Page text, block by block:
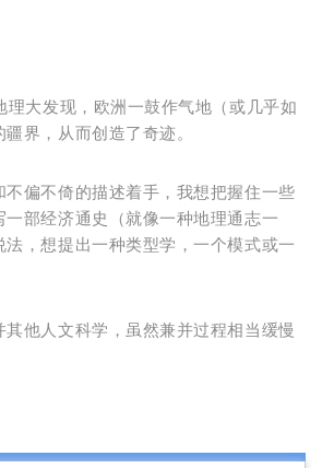
理大发现，欧洲一鼓作气地（或几乎如
界，从而创造了奇迹。
不偏不倚的描述着手，我想把握住一些
一部经济通史（就像一种地理通志一
，想提出一种类型学，一个模式或一
其他人文科学，虽然兼并过程相当缓慢